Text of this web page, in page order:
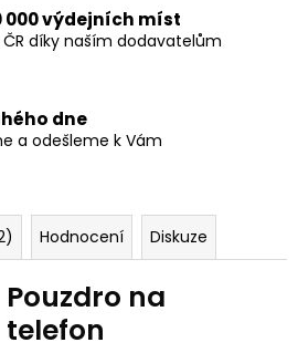
000 výdejních míst
díky naším dodavatelům
dne
a odešleme k Vám
Hodnocení Diskuze
Pouzdro na
telefon